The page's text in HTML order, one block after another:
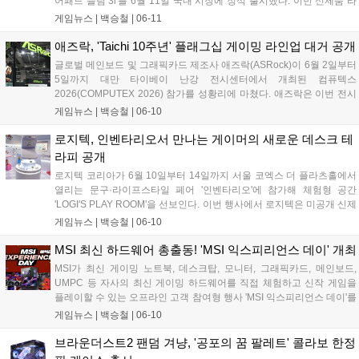
인업은 인텔의 최신 프로세서와 향상된 내장 그래픽을 통해 일상적인 업
레이 환경까지 폭넓게 지원하는 것이 특징이다....
게임뉴스 | 백승철 | 06-11
애즈락, 'Taichi 10주년' 플래그십 게이밍 라인업 대거 공개
글로벌 메인보드 및 그래픽카드 제조사 애즈락(ASRock)이 6월 2일부터
5일까지 대만 타이베이 난강 전시센터에서 개최된 컴퓨텍스
2026(COMPUTEX 2026) 참가를 성황리에 마쳤다. 애즈락은 이번 전시
회에서 자사의 플래그십 브랜드인 'Taichi(타이치)'의 10주년 기념 전시
게이밍 모니터, 수랭 쿨러, 파워서플라이 등 신제품 라인업을 대거 선보
였다....
게임뉴스 | 백승철 | 06-10
로지텍, 인벤타리오서 만나는 게이머의 새로운 데스크 테
라피 공개
로지텍 코리아가 6월 10일부터 14일까지 서울 코엑스 더 플라츠홀에서
열리는 문구·라이프스타일 페어 '인벤타리오'에 참가해 체험형 공간
'LOGI'S PLAY ROOM'을 선보인다. 이번 행사에서 로지텍은 미공개 신제
품인 폴더블 마우스 'MOBI FOLD'와 프리젠터 'SPOTLIGHT 2'를 현장에
로덕트사와의 협업을 통해 제작된 파워퍼프걸 한정판 굿즈 및 다채로운
참여형 이벤트를 마련해 데스크 환경 변화를 모색하는 사용자들에게 차
별화된 경험을 제공할 계획이다....
게임뉴스 | 백승철 | 06-10
MSI 최신 하드웨어 총출동! 'MSI 익스피리언스 데이' 개최
MSI가 최신 게이밍 노트북, 데스크탑, 모니터, 그래픽카드, 메인보드,
UMPC 등 자사의 최신 게이밍 하드웨어를 직접 체험하고 신작 게임을
플레이할 수 있는 오프라인 고객 참여형 행사 'MSI 익스피리언스 데이'를
개최하고 오는 6월 22일까지 참가자를 모집한다. 이번 행사는 6월 27일
고성능 하드웨어를 통해 신작 게임의 프레임 방어 및 발열 제어 성능을
직접 검증하고 다양한 게임 이벤트와 참가자 전용 제품 구매 혜택을 누
게임뉴스 | 백승철 | 06-10
브라운더스트2 팬덤 겨냥, '공포의 꿈 팔레트' 콜라보 한정